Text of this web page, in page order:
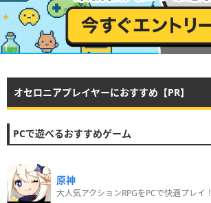
オセロニアプレイヤーにおすすめ【PR】
PCで遊べるおすすめゲーム
原神
大人気アクションRPGをPCで快適プレイ！